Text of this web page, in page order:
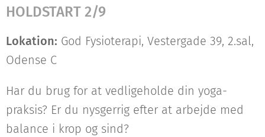
HOLDSTART 2/9
Lokation: God Fysioterapi, Vestergade 39, 2.sal,
Odense C
Har du brug for at vedligeholde din yoga-
praksis? Er du nysgerrig efter at arbejde med
balance i krop og sind?